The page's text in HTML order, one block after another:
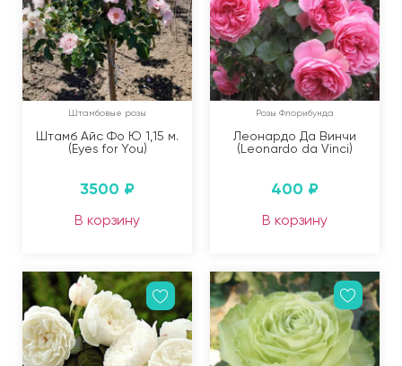
Штамбовые розы
Штамб Айс Фо Ю 1,15 м.
(Eyes for You)
3500 ₽
В корзину
Розы Флорибунда
Леонардо Да Винчи
(Leonardo da Vinci)
400 ₽
В корзину